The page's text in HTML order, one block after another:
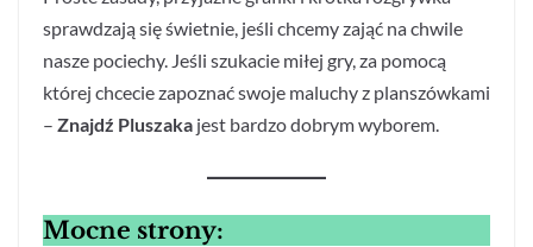
sprawdzają się świetnie, jeśli chcemy zająć na chwile
nasze pociechy. Jeśli szukacie miłej gry, za pomocą
której chcecie zapoznać swoje maluchy z planszówkami
– Znajdź Pluszaka jest bardzo dobrym wyborem.
Mocne strony: